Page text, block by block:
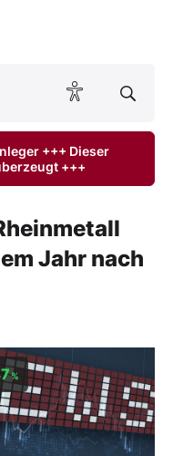
lesen
+++ Dieser
+++
Jahr nach
%